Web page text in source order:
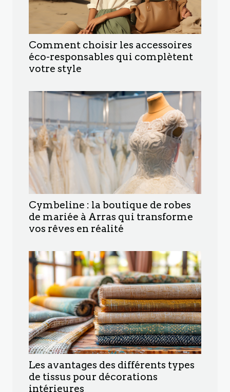
Comment choisir les accessoires
éco-responsables qui complètent
votre style
Cymbeline : la boutique de robes
de mariée à Arras qui transforme
vos rêves en réalité
Les avantages des différents types
de tissus pour décorations
intérieures